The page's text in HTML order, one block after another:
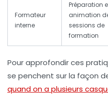
Formateur
interne
Préparation
animation
sessions de
formation
Pour approfondir ces
se penchent sur la façon
quand on a plusieurs